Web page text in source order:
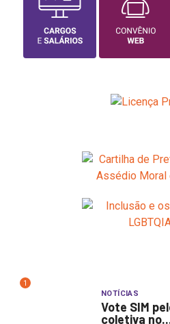
1
NOTÍCIAS
Vote SIM
coletiva